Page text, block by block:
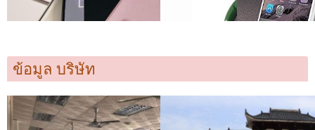
ข้อมูล บริษัท